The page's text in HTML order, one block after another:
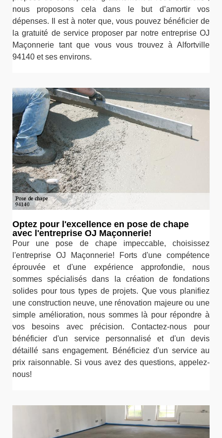
nous proposons cela dans le but d’amortir vos
dépenses. Il est à noter que, vous pouvez bénéficier de
la gratuité de service proposer par notre entreprise OJ
Maçonnerie tant que vous vous trouvez à Alfortville
94140 et ses environs.
Optez pour l'excellence en pose de chape
avec l'entreprise OJ Maçonnerie!
Pour une pose de chape impeccable, choisissez
l'entreprise OJ Maçonnerie! Forts d'une compétence
éprouvée et d'une expérience approfondie, nous
sommes spécialisés dans la création de fondations
solides pour tous types de projets. Que vous planifiez
une construction neuve, une rénovation majeure ou une
simple amélioration, nous sommes là pour répondre à
vos besoins avec précision. Contactez-nous pour
bénéficier d'un service personnalisé et d'un devis
détaillé sans engagement. Bénéficiez d'un service au
prix raisonnable. Si vous avez des questions, appelez-
nous!